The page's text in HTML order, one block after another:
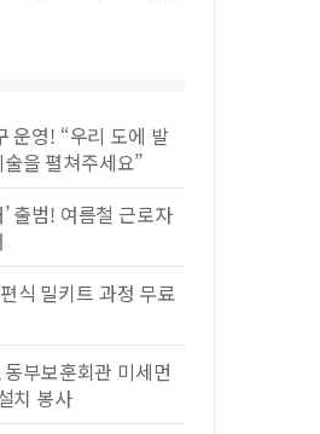
운영! “우리 도에 발
을 펼쳐주세요”
출범! 여름철 근로자
식 밀키트 과정 무료
동부보훈회관 미세먼
치 봉사